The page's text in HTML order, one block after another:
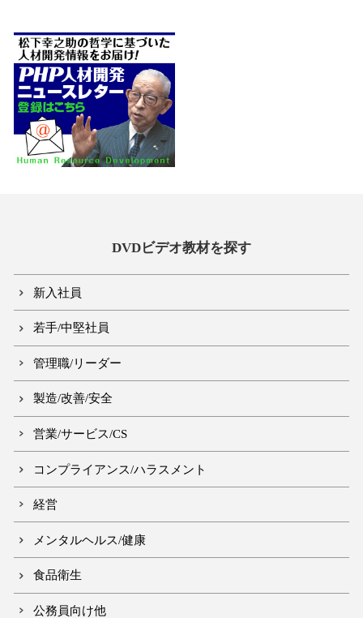
DVDビデオ教材を探す
新入社員
若手/中堅社員
管理職/リーダー
製造/改善/安全
営業/サービス/CS
コンプライアンス/ハラスメント
経営
メンタルヘルス/健康
食品衛生
公務員向け他